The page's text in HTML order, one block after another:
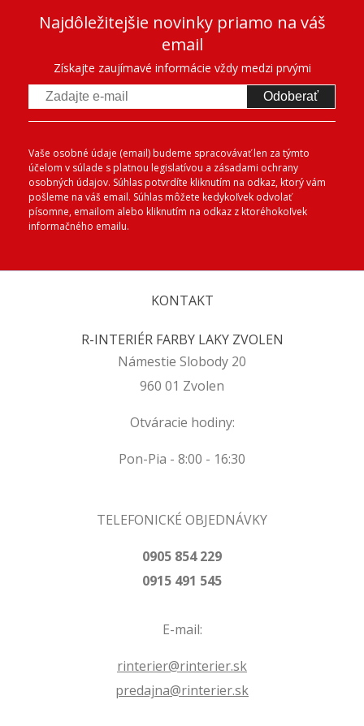
Najdôležitejšie novinky priamo na váš
email
Získajte zaujímavé informácie vždy medzi prvými
Odoberať
Vaše osobné údaje (email) budeme spracovávať len za týmto
účelom v súlade s platnou legislatívou a zásadami ochrany
osobných údajov. Súhlas potvrdíte kliknutím na odkaz, ktorý vám
pošleme na váš email. Súhlas môžete kedykoľvek odvolať
písomne, emailom alebo kliknutím na odkaz z ktoréhokoľvek
informačného emailu.
KONTAKT
R-INTERIÉR FARBY LAKY ZVOLEN
Námestie Slobody 20
960 01 Zvolen
Otváracie hodiny:
Pon-Pia - 8:00 - 16:30
TELEFONICKÉ OBJEDNÁVKY
0905 854 229
0915 491 545
E-mail:
rinterier@rinterier.sk
predajna@rinterier.sk